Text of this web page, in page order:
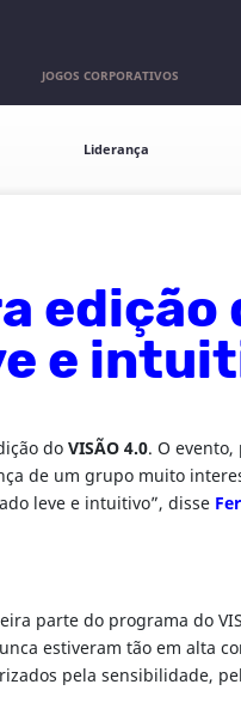
JOGOS CORPORATIVOS
Liderança
e
doVISÃO 4.0. O
de um grupo muito
leve e intuitivo”, disse
parte do programa do
estiveram tão em alta
pela sensibilidade,